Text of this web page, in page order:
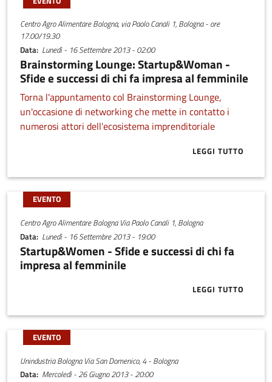
Centro Agro Alimentare Bologna, via Paolo Canali 1, Bologna - ore
17.00/19.30
Data Lunedì - 16 Settembre 2013 - 02:00
Brainstorming Lounge: Startup&Woman -
Sfide e successi di chi fa impresa al femminile
Torna l'appuntamento col Brainstorming Lounge,
un'occasione di networking che mette in contatto i
numerosi attori dell'ecosistema imprenditoriale
LEGGI TUTTO
ABOUT
EVENTO
Centro Agro Alimentare Bologna Via Paolo Canali 1, Bologna
Data Lunedì - 16 Settembre 2013 - 19:00
Startup&Women - Sfide e successi di chi fa
impresa al femminile
LEGGI TUTTO
ABOUT
EVENTO
Unindustria Bologna Via San Domenico, 4 - Bologna
Data Mercoledì - 26 Giugno 2013 - 20:00